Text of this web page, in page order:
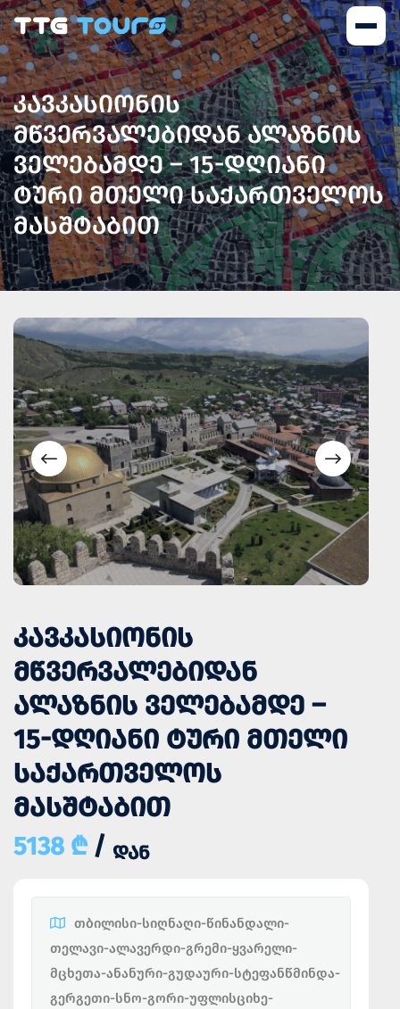
ᲙᲐᲕᲙᲐᲡᲘᲝᲜᲘᲡ
ᲛᲬᲕᲔᲠᲕᲐᲚᲔᲑᲘᲓᲐᲜ ᲐᲚᲐᲖᲜᲘᲡ
ᲕᲔᲚᲔᲑᲐᲛᲓᲔ – 15-ᲓᲦᲘᲐᲜᲘ
ᲢᲣᲠᲘ ᲛᲗᲔᲚᲘ ᲡᲐᲥᲐᲠᲗᲕᲔᲚᲝᲡ
ᲛᲐᲡᲨᲢᲐᲑᲘᲗ
ᲙᲐᲕᲙᲐᲡᲘᲝᲜᲘᲡ
ᲛᲬᲕᲔᲠᲕᲐᲚᲔᲑᲘᲓᲐᲜ
ᲐᲚᲐᲖᲜᲘᲡ ᲕᲔᲚᲔᲑᲐᲛᲓᲔ –
15-ᲓᲦᲘᲐᲜᲘ ᲢᲣᲠᲘ ᲛᲗᲔᲚᲘ
ᲡᲐᲥᲐᲠᲗᲕᲔᲚᲝᲡ
ᲛᲐᲡᲨᲢᲐᲑᲘᲗ
5138 ₾ / ᲓᲐᲜ
თბილისი-სიღნაღი-წინანდალი-
თელავი-ალავერდი-გრემი-ყვარელი-
მცხეთა-ანანური-გუდაური-სტეფანწმინდა-
გერგეთი-სნო-გორი-უფლისციხე-